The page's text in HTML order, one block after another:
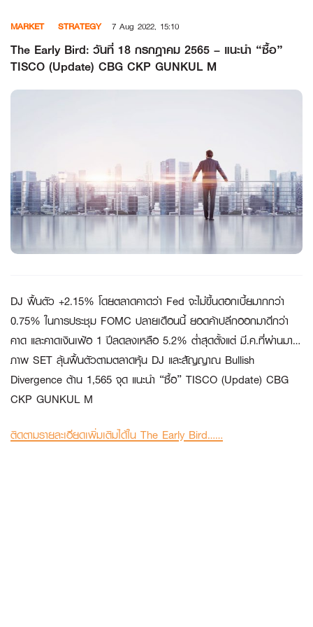
content
MARKET STRATEGY 7 Aug 2022, 15:10
The Early Bird: วันที่ 18 กรกฎาคม 2565 – แนะนำ “ซื้อ”
TISCO (Update) CBG CKP GUNKUL M
DJ ฟื้นตัว +2.15% โดยตลาดคาดว่า Fed จะไม่ขึ้นดอกเบี้ยมากกว่า
0.75% ในการประชุม FOMC ปลายเดือนนี้ ยอดค้าปลีกออกมาดีกว่า
คาด และคาดเงินเฟ้อ 1 ปีลดลงเหลือ 5.2% ต่ำสุดตั้งแต่ มี.ค.ที่ผ่านมา…
ภาพ SET ลุ้นฟื้นตัวตามตลาดหุ้น DJ และสัญญาณ Bullish
Divergence ต้าน 1,565 จุด แนะนำ “ซื้อ” TISCO (Update) CBG
CKP GUNKUL M
ติดตามรายละเอียดเพิ่มเติมได้ใน The Early Bird……